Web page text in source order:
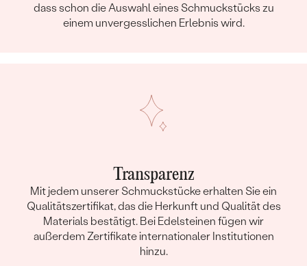
dass schon die Auswahl eines Schmuckstücks zu
einem unvergesslichen Erlebnis wird.
Transparenz
Mit jedem unserer Schmuckstücke erhalten Sie ein
Qualitätszertifikat, das die Herkunft und Qualität des
Materials bestätigt. Bei Edelsteinen fügen wir
außerdem Zertifikate internationaler Institutionen
hinzu.